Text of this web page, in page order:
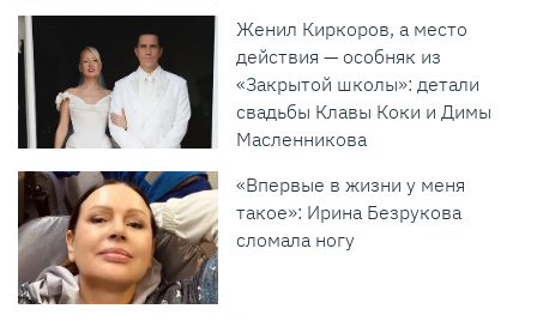
Женил Киркоров, а место
действия — особняк из
«Закрытой школы»: детали
свадьбы Клавы Коки и Димы
Масленникова
«Впервые в жизни у меня
такое»: Ирина Безрукова
сломала ногу